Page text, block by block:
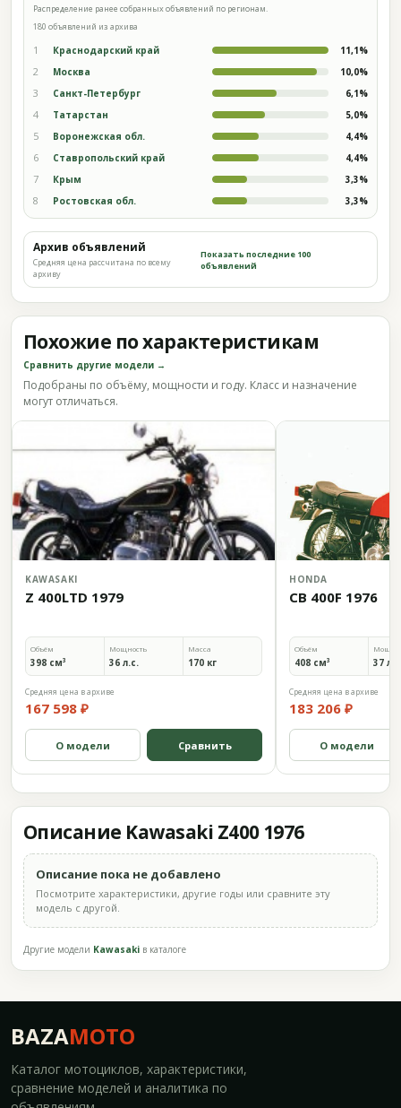
Распределение ранее собранных объявлений по регионам.
180 объявлений из архива
1 Краснодарский край 11,1%
2 Москва 10,0%
3 Санкт-Петербург 6,1%
4 Татарстан 5,0%
5 Воронежская обл. 4,4%
6 Ставропольский край 4,4%
7 Крым 3,3%
8 Ростовская обл. 3,3%
Архив объявлений
Средняя цена рассчитана по всему
архиву
Показать последние 100
объявлений
Похожие по характеристикам
Сравнить другие модели →
Подобраны по объёму, мощности и году. Класс и назначение
могут отличаться.
KAWASAKI
Z 400LTD 1979
Объём
398 см³
Мощность
36 л.с.
Масса
170 кг
Средняя цена в архиве
167 598 ₽
О модели Сравнить
HONDA
CB 400F 1976
Объём
408 см³ 37
Средняя цена в архиве
183 206 ₽
О модели
Описание Kawasaki Z400 1976
Описание пока не добавлено
Посмотрите характеристики, другие годы или сравните эту
модель с другой.
Другие модели Kawasaki в каталоге
BAZAMOTO
Каталог мотоциклов, характеристики,
сравнение моделей и аналитика по